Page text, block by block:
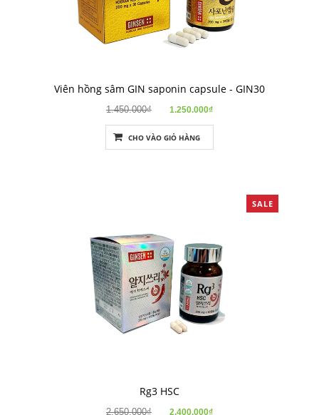
Viên hồng sâm GIN saponin capsule - GIN30
1.450.000₫ 1.250.000₫
CHO VÀO GIỎ HÀNG
SALE
Rg3 HSC
2.650.000₫ 2.400.000₫